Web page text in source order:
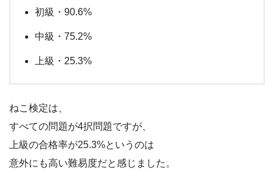
初級・90.6%
中級・75.2%
上級・25.3%
ねこ検定は、
すべての問題が4択問題ですが、
上級の合格率が25.3%というのは
意外にも高い難易度だと感じました。